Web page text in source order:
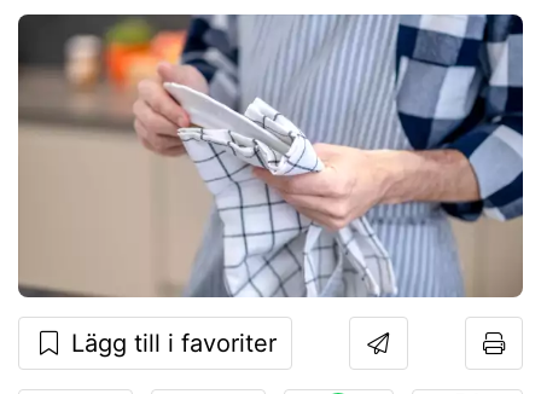
Lägg till i favoriter